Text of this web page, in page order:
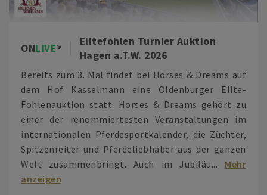
ONLIVE
Elitefohlen Turnier Auktion
Hagen a.T.W. 2026
Bereits zum 3. Mal findet bei Horses & Dreams auf
dem Hof Kasselmann eine Oldenburger Elite-
Fohlenauktion statt. Horses & Dreams gehört zu
einer der renommiertesten Veranstaltungen im
internationalen Pferdesportkalender, die Züchter,
Spitzenreiter und Pferdeliebhaber aus der ganzen
Welt zusammenbringt. Auch im Jubiläu...
Mehr
anzeigen